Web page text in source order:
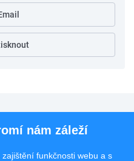
nám záleží
funkčnosti webu a s